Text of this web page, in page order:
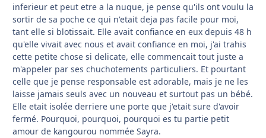
inferieur et peut etre a la nuque, je pense qu'ils ont voulu la
sortir de sa poche ce qui n'etait deja pas facile pour moi,
tant elle si blotissait. Elle avait confiance en eux depuis 48 h
qu'elle vivait avec nous et avait confiance en moi, j'ai trahis
cette petite chose si delicate, elle commencait tout juste a
m'appeler par ses chuchotements particuliers. Et pourtant
celle que je pense responsable est adorable, mais je ne les
laisse jamais seuls avec un nouveau et surtout pas un bébé.
Elle etait isolée derriere une porte que j'etait sure d'avoir
fermé. Pourquoi, pourquoi, pourquoi es tu partie petit
amour de kangourou nommée Sayra.